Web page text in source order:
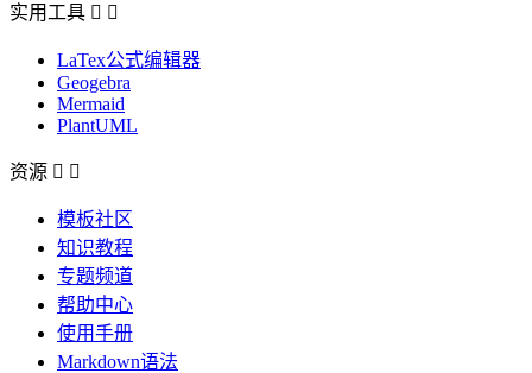
实用工具  
LaTex公式编辑器
Geogebra
Mermaid
PlantUML
资源  
模板社区
知识教程
专题频道
帮助中心
使用手册
Markdown语法